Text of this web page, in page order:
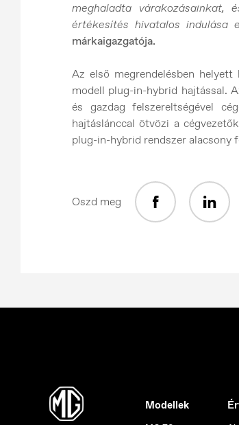
meghaladta várakozásainkat,
értékesítés hivatalos indulása
márkaigazgatója.
Az első megrendelésben
modell plug-in-hybrid hajtással.
és gazdag felszereltségével
hajtáslánccal ötvözi a
plug-in-hybrid rendszer alacsony
Oszd meg
Modellek